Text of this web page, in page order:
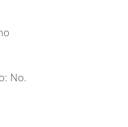
No.